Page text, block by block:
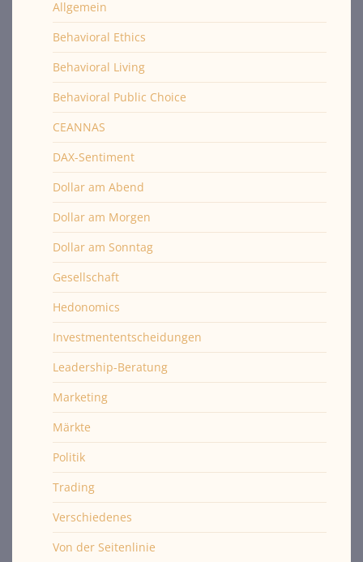
Allgemein
Behavioral Ethics
Behavioral Living
Behavioral Public Choice
CEANNAS
DAX-Sentiment
Dollar am Abend
Dollar am Morgen
Dollar am Sonntag
Gesellschaft
Hedonomics
Investmententscheidungen
Leadership-Beratung
Marketing
Märkte
Politik
Trading
Verschiedenes
Von der Seitenlinie